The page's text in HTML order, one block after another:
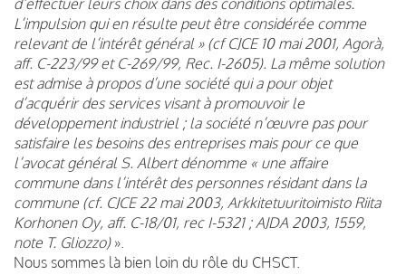
L’impulsion qui en résulte peut être considérée comme
relevant de l’intérêt général » (cf CJCE 10 mai 2001, Agorà,
aff. C-223/99 et C-269/99, Rec. I-2605). La même solution
est admise à propos d’une société qui a pour objet
d’acquérir des services visant à promouvoir le
développement industriel ; la société n’œuvre pas pour
satisfaire les besoins des entreprises mais pour ce que
l’avocat général S. Albert dénomme « une affaire
commune dans l’intérêt des personnes résidant dans la
commune (cf. CJCE 22 mai 2003, Arkkitetuuritoimisto Riita
Korhonen Oy, aff. C-18/01, rec I-5321 ; AJDA 2003, 1559,
note T. Gliozzo)».
Nous sommes là bien loin du rôle du CHSCT.